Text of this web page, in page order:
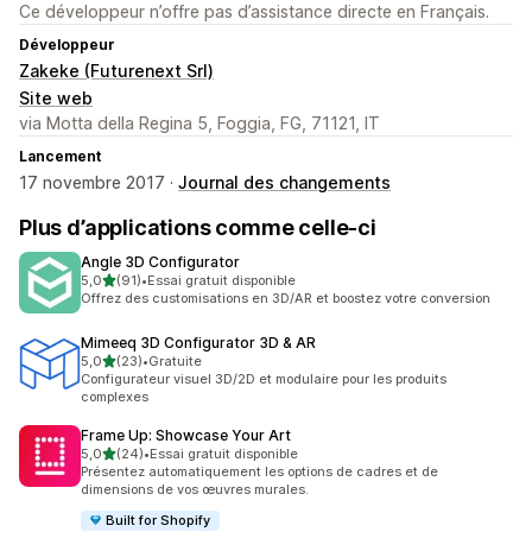
Ce développeur n’offre pas d’assistance directe en Français.
Développeur
Zakeke (Futurenext Srl)
Site web
via Motta della Regina 5, Foggia, FG, 71121, IT
Lancement
17 novembre 2017 · Journal des changements
Plus d’applications comme celle-ci
Angle 3D Configurator
5,0étoile(s) sur 5
(91)
91 avis au total
•Essai gratuit disponible
Offrez des customisations en 3D/AR et boostez votre conversion
Mimeeq 3D Configurator 3D & AR
5,0étoile(s) sur 5
(23)
23 avis au total
•Gratuite
Configurateur visuel 3D/2D et modulaire pour les produits
complexes
Frame Up: Showcase Your Art
5,0étoile(s) sur 5
(24)
24 avis au total
•Essai gratuit disponible
Présentez automatiquement les options de cadres et de
dimensions de vos œuvres murales.
Built for Shopify